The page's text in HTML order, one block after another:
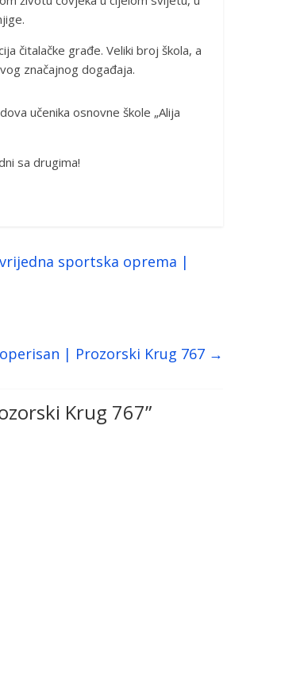
čitalačke građe. Veliki broj škola, a
značajnog događaja.
učenika osnovne škole „Alija
sa drugima!
vrijedna sportska oprema |
| Prozorski Krug 767 →
Krug 767”